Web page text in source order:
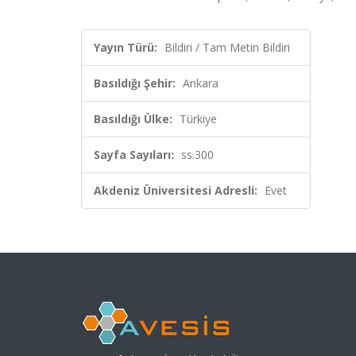
Yayın Türü: Bildiri / Tam Metin Bildiri
Basıldığı Şehir: Ankara
Basıldığı Ülke: Türkiye
Sayfa Sayıları: ss.300
Akdeniz Üniversitesi Adresli: Evet